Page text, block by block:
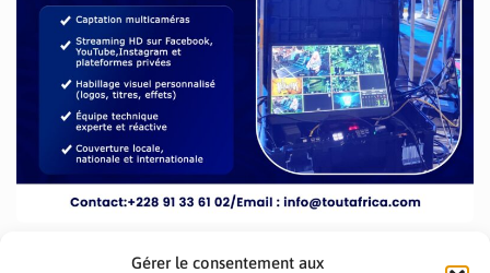
Gérer le consentement aux